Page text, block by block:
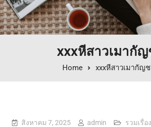
xxxหีสาวเมากั
Home xxxหีสาวเมากัญ
สิงหาคม 7, 2025 admin รวมเรื่อ